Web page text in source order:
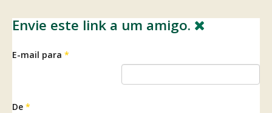
Envie este link a um amigo.
E-mail para *
De *